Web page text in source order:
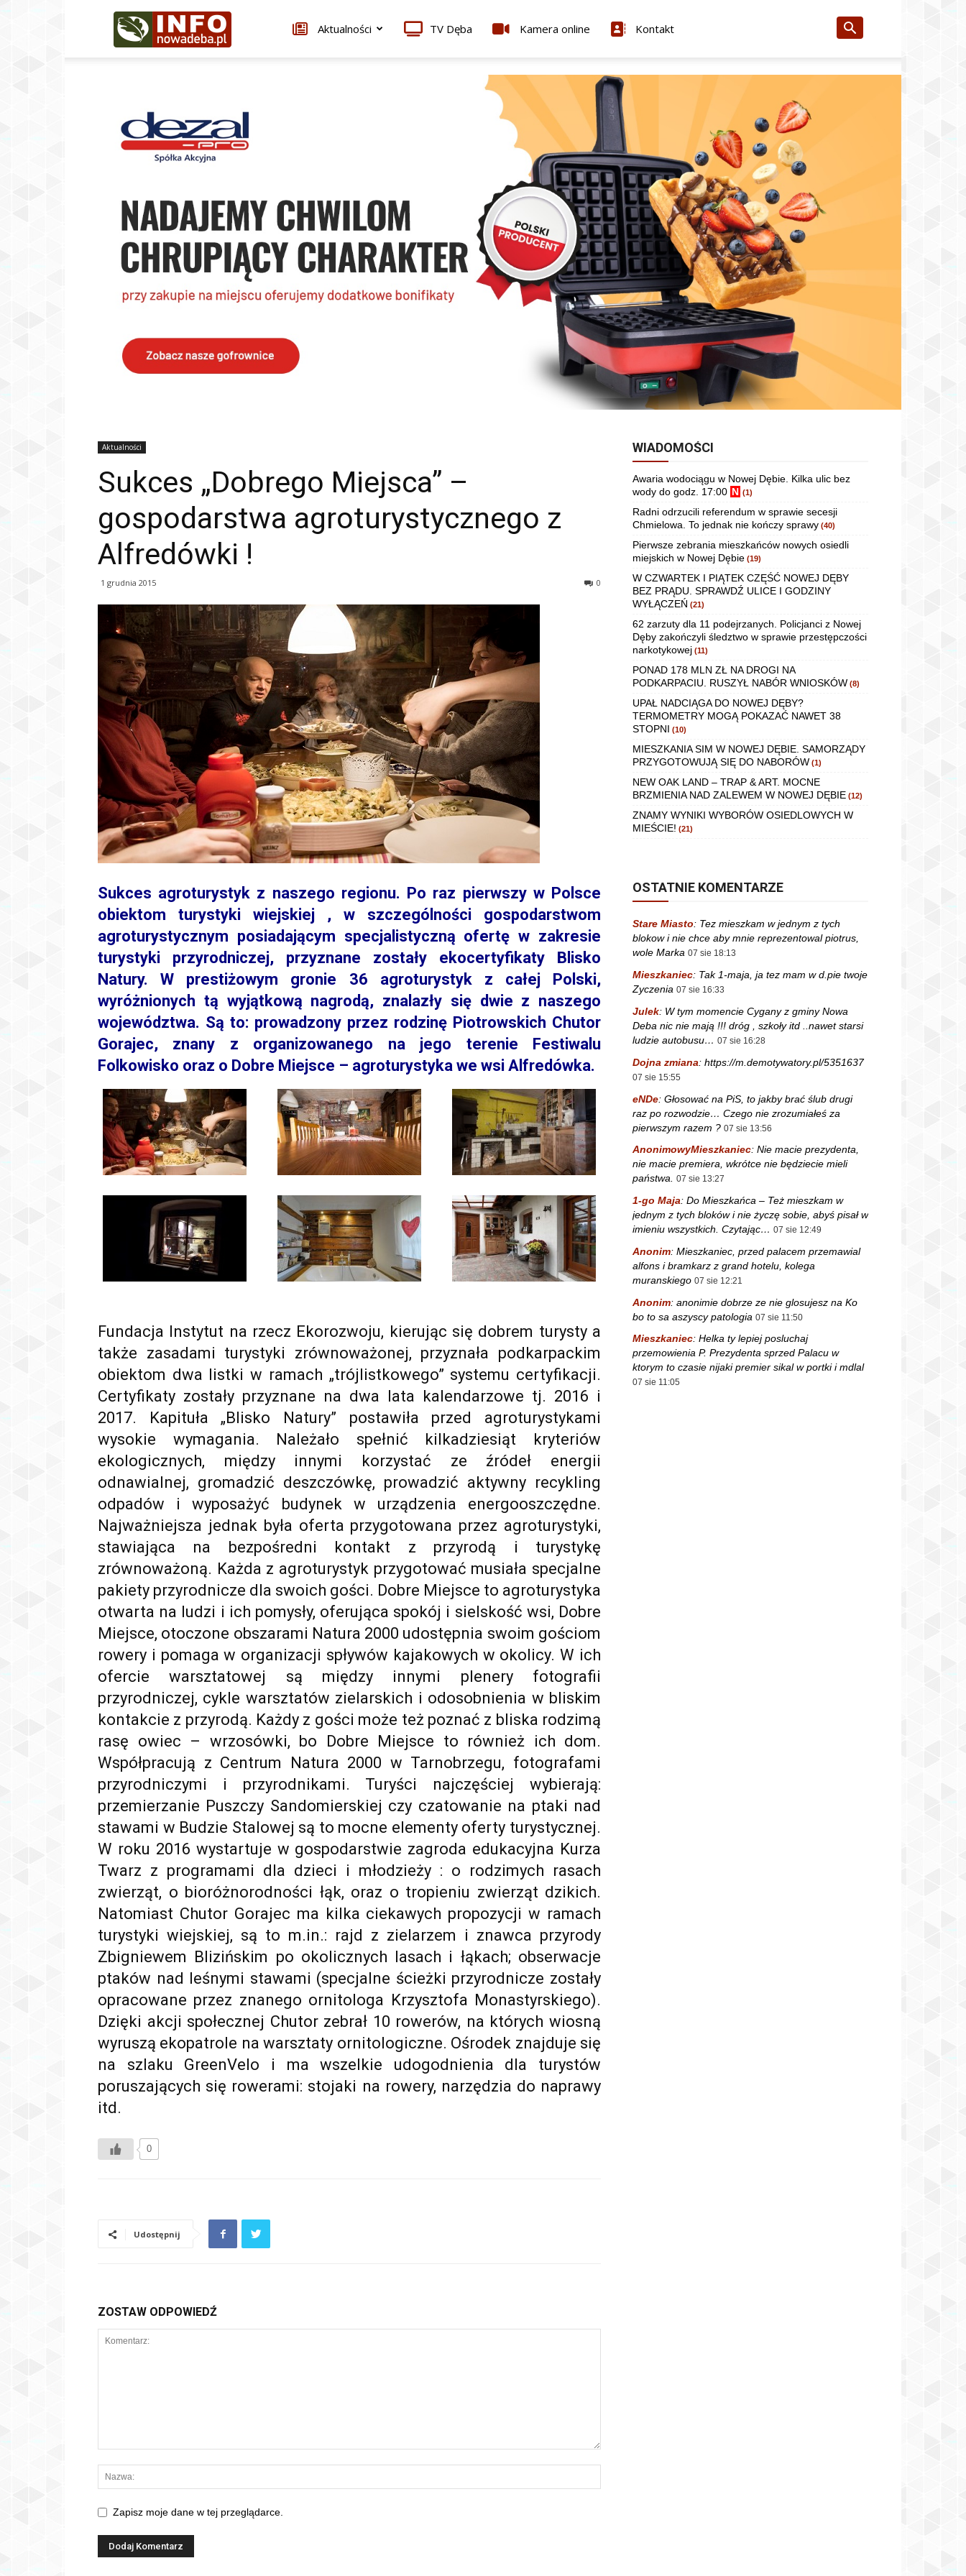
Infonowadeba.pl Aktualności TV Dęba Kamera online Kontakt
Aktualności
Sukces „Dobrego Miejsca” –
gospodarstwa agroturystycznego z
Alfredówki !
1 grudnia 2015 0
Sukces agroturystyk z naszego regionu. Po raz pierwszy w Polsce
obiektom turystyki wiejskiej , w szczególności gospodarstwom
agroturystycznym posiadającym specjalistyczną ofertę w zakresie
turystyki przyrodniczej, przyznane zostały ekocertyfikaty Blisko
Natury. W prestiżowym gronie 36 agroturystyk z całej Polski,
wyróżnionych tą wyjątkową nagrodą, znalazły się dwie z naszego
województwa. Są to: prowadzony przez rodzinę Piotrowskich Chutor
Gorajec, znany z organizowanego na jego terenie Festiwalu
Folkowisko oraz o Dobre Miejsce – agroturystyka we wsi Alfredówka.
Fundacja Instytut na rzecz Ekorozwoju, kierując się dobrem turysty a
także zasadami turystyki zrównoważonej, przyznała podkarpackim
obiektom dwa listki w ramach „trójlistkowego” systemu certyfikacji.
Certyfikaty zostały przyznane na dwa lata kalendarzowe tj. 2016 i
2017. Kapituła „Blisko Natury” postawiła przed agroturystykami
wysokie wymagania. Należało spełnić kilkadziesiąt kryteriów
ekologicznych, między innymi korzystać ze źródeł energii
odnawialnej, gromadzić deszczówkę, prowadzić aktywny recykling
odpadów i wyposażyć budynek w urządzenia energooszczędne.
Najważniejsza jednak była oferta przygotowana przez agroturystyki,
stawiająca na bezpośredni kontakt z przyrodą i turystykę
zrównoważoną. Każda z agroturystyk przygotować musiała specjalne
pakiety przyrodnicze dla swoich gości. Dobre Miejsce to agroturystyka
otwarta na ludzi i ich pomysły, oferująca spokój i sielskość wsi, Dobre
Miejsce, otoczone obszarami Natura 2000 udostępnia swoim gościom
rowery i pomaga w organizacji spływów kajakowych w okolicy. W ich
ofercie warsztatowej są między innymi plenery fotografii
przyrodniczej, cykle warsztatów zielarskich i odosobnienia w bliskim
kontakcie z przyrodą. Każdy z gości może też poznać z bliska rodzimą
rasę owiec – wrzosówki, bo Dobre Miejsce to również ich dom.
Współpracują z Centrum Natura 2000 w Tarnobrzegu, fotografami
przyrodniczymi i przyrodnikami. Turyści najczęściej wybierają:
przemierzanie Puszczy Sandomierskiej czy czatowanie na ptaki nad
stawami w Budzie Stalowej są to mocne elementy oferty turystycznej.
W roku 2016 wystartuje w gospodarstwie zagroda edukacyjna Kurza
Twarz z programami dla dzieci i młodzieży : o rodzimych rasach
zwierząt, o bioróżnorodności łąk, oraz o tropieniu zwierząt dzikich.
Natomiast Chutor Gorajec ma kilka ciekawych propozycji w ramach
turystyki wiejskiej, są to m.in.: rajd z zielarzem i znawca przyrody
Zbigniewem Blizińskim po okolicznych lasach i łąkach; obserwacje
ptaków nad leśnymi stawami (specjalne ścieżki przyrodnicze zostały
opracowane przez znanego ornitologa Krzysztofa Monastyrskiego).
Dzięki akcji społecznej Chutor zebrał 10 rowerów, na których wiosną
wyruszą ekopatrole na warsztaty ornitologiczne. Ośrodek znajduje się
na szlaku GreenVelo i ma wszelkie udogodnienia dla turystów
poruszających się rowerami: stojaki na rowery, narzędzia do naprawy
itd.
0
Udostępnij
ZOSTAW ODPOWIEDŹ
Zapisz moje dane w tej przeglądarce.
WIADOMOŚCI
Awaria wodociągu w Nowej Dębie. Kilka ulic bez
wody do godz. 17:00 N (1)
Radni odrzucili referendum w sprawie secesji
Chmielowa. To jednak nie kończy sprawy (40)
Pierwsze zebrania mieszkańców nowych osiedli
miejskich w Nowej Dębie (19)
W CZWARTEK I PIĄTEK CZĘŚĆ NOWEJ DĘBY
BEZ PRĄDU. SPRAWDŹ ULICE I GODZINY
WYŁĄCZEŃ (21)
62 zarzuty dla 11 podejrzanych. Policjanci z Nowej
Dęby zakończyli śledztwo w sprawie przestępczości
narkotykowej (11)
PONAD 178 MLN ZŁ NA DROGI NA
PODKARPACIU. RUSZYŁ NABÓR WNIOSKÓW (8)
UPAŁ NADCIĄGA DO NOWEJ DĘBY?
TERMOMETRY MOGĄ POKAZAĆ NAWET 38
STOPNI (10)
MIESZKANIA SIM W NOWEJ DĘBIE. SAMORZĄDY
PRZYGOTOWUJĄ SIĘ DO NABORÓW (1)
NEW OAK LAND – TRAP & ART. MOCNE
BRZMIENIA NAD ZALEWEM W NOWEJ DĘBIE (12)
ZNAMY WYNIKI WYBORÓW OSIEDLOWYCH W
MIEŚCIE! (21)
OSTATNIE KOMENTARZE
Stare Miasto: Tez mieszkam w jednym z tych
blokow i nie chce aby mnie reprezentowal piotrus,
wole Marka 07 sie 18:13
Mieszkaniec: Tak 1-maja, ja tez mam w d.pie twoje
Zyczenia 07 sie 16:33
Julek: W tym momencie Cygany z gminy Nowa
Deba nic nie mają !!! dróg , szkoły itd ..nawet starsi
ludzie autobusu… 07 sie 16:28
Dojna zmiana: https://m.demotywatory.pl/5351637
07 sie 15:55
eNDe: Głosować na PiS, to jakby brać ślub drugi
raz po rozwodzie… Czego nie zrozumiałeś za
pierwszym razem ? 07 sie 13:56
AnonimowyMieszkaniec: Nie macie prezydenta,
nie macie premiera, wkrótce nie będziecie mieli
państwa. 07 sie 13:27
1-go Maja: Do Mieszkańca – Też mieszkam w
jednym z tych bloków i nie życzę sobie, abyś pisał w
imieniu wszystkich. Czytając… 07 sie 12:49
Anonim: Mieszkaniec, przed palacem przemawial
alfons i bramkarz z grand hotelu, kolega
muranskiego 07 sie 12:21
Anonim: anonimie dobrze ze nie glosujesz na Ko
bo to sa aszyscy patologia 07 sie 11:50
Mieszkaniec: Helka ty lepiej posluchaj
przemowienia P. Prezydenta sprzed Palacu w
ktorym to czasie nijaki premier sikal w portki i mdlal
07 sie 11:05